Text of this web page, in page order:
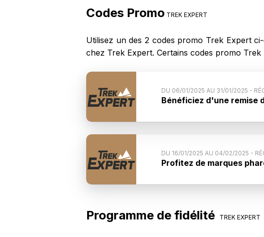
Codes Promo TREK EXPERT
Utilisez un des 2 codes promo Trek Expert
chez Trek Expert. Certains codes promo
DU 06/01/2025 AU 31/01/2025 -
Bénéficiez d'une remise
Conditions du code
DU 16/01/2025 AU 04/02/2025 -
Profitez de marques
Conditions du code
Programme de fidélité TREK EXPERT